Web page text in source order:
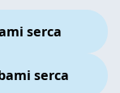
serca
serca